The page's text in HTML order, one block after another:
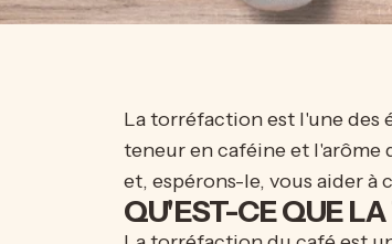
La torréfaction est l'une des
teneur en caféine et l'arôme
et, espérons-le, vous aider
QU'EST-CE QUE